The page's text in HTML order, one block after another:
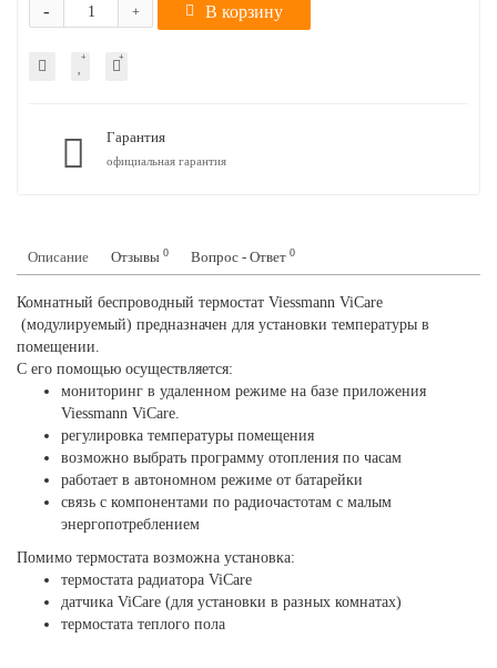
+
- В корзину
Гарантия
официальная гарантия
Описание Отзывы 0 Вопрос - Ответ 0
Комнатный беспроводный термостат Viessmann ViCare
(модулируемый) предназначен для установки температуры в
помещении.
С его помощью осуществляется:
мониторинг в удаленном режиме на базе приложения
Viessmann ViCare.
регулировка температуры помещения
возможно выбрать программу отопления по часам
работает в автономном режиме от батарейки
связь с компонентами по радиочастотам с малым
энергопотреблением
Помимо термостата возможна установка:
термостата радиатора ViCare
датчика ViCare (для установки в разных комнатах)
термостата теплого пола